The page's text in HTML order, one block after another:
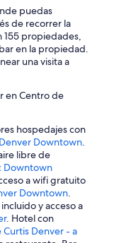
puedas
de recorrer la
155 propiedades,
en la propiedad.
una visita a
en Centro de
hospedajes con
Downtown.
libre de
Downtown
a wifi gratuito
Downtown.
y acceso a
. Hotel con
Curtis Denver - a